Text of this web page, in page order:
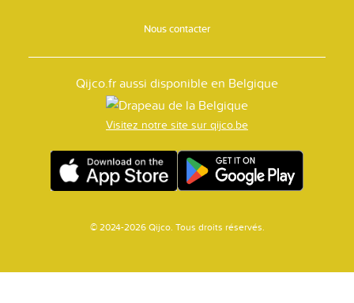
Nous contacter
Qijco.fr aussi disponible en Belgique
Visitez notre site sur qijco.be
© 2024-2026 Qijco. Tous droits réservés.